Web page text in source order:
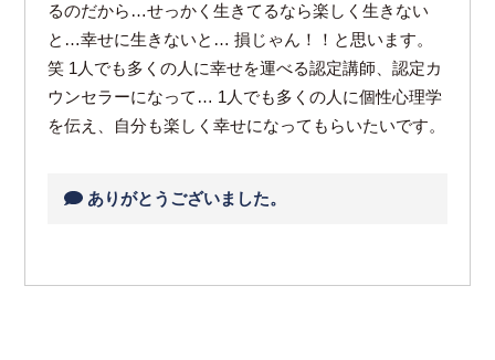
るのだから…せっかく生きてるなら楽しく生きない
と…幸せに生きないと… 損じゃん！！と思います。
笑 1人でも多くの人に幸せを運べる認定講師、認定カ
ウンセラーになって… 1人でも多くの人に個性心理学
を伝え、自分も楽しく幸せになってもらいたいです。
ありがとうございました。